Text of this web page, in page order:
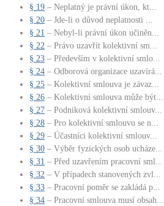
§ 19 – Neplatný je právní úkon, kt...
§ 20 – Jde-li o důvod neplatnosti ...
§ 21 – Nebyl-li právní úkon učiněn...
§ 22 – Právo uzavřít kolektivní sm...
§ 23 – Především v kolektivní smlo...
§ 24 – Odborová organizace uzavírá...
§ 25 – Kolektivní smlouva je závaz...
§ 26 – Kolektivní smlouva může být...
§ 27 – Podniková kolektivní smlouv...
§ 28 – Pro kolektivní smlouvu se n...
§ 29 – Účastníci kolektivní smlouv...
§ 30 – Výběr fyzických osob ucháze...
§ 31 – Před uzavřením pracovní sml...
§ 32 – V případech stanovených zvl...
§ 33 – Pracovní poměr se zakládá p...
§ 34 – Pracovní smlouva musí obsah...